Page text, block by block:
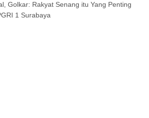
Golkar: Rakyat Senang itu Yang Penting
1 Surabaya